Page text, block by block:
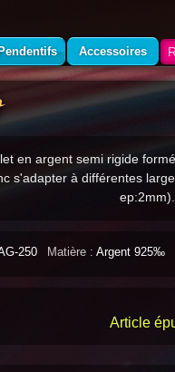
en argent semi rigide
s'adapter à différentes
ep:2mm).
250 Matière : Argent 925‰
Article
Accessoires